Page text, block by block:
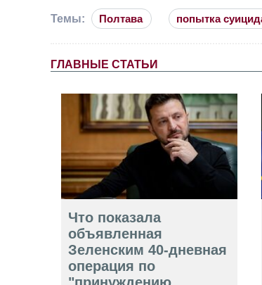
Темы: Полтава попытка
ГЛАВНЫЕ СТАТЬИ
Что показала
объявленная
Зеленским 40-дневная
операция по